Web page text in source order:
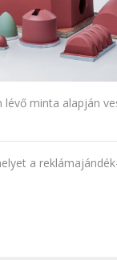
minta alapján
a